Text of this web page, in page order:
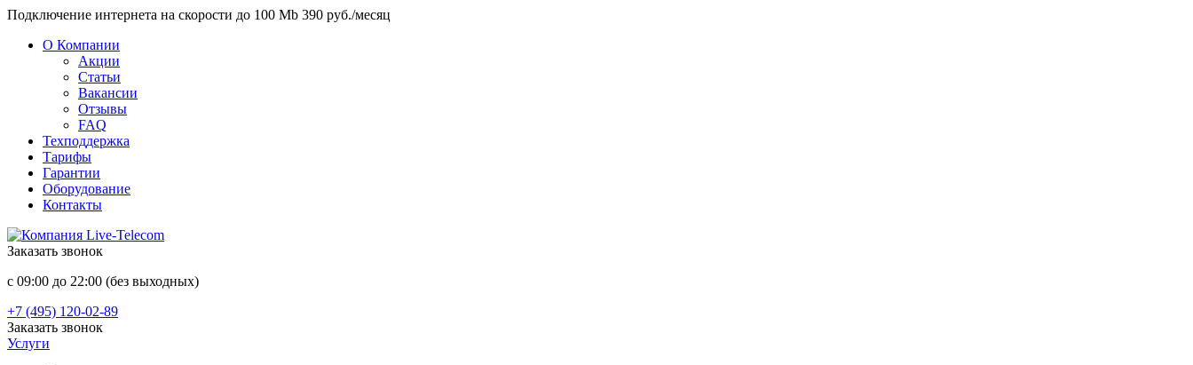
Подключение интернета на скорости до 100 Mb 390 руб./месяц
О Компании
Акции
Статьи
Вакансии
Отзывы
FAQ
Техподдержка
Тарифы
Гарантии
Оборудование
Контакты
Заказать звонок
с 09:00 до 22:00 (без выходных)
+7 (495) 120-02-89
Заказать звонок
Услуги